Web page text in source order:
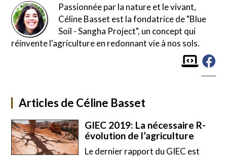
Passionnée par la nature et le vivant,
Céline Basset est la fondatrice de "Blue
Soil - Sangha Project", un concept qui
réinvente l'agriculture en redonnant vie à nos sols.
Articles de Céline Basset
GIEC 2019: La nécessaire R-
évolution de l’agriculture
Le dernier rapport du GIEC est